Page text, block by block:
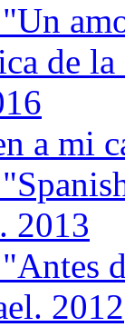
de
a mi
2013
2012